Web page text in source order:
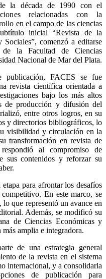
la década de 1990 con el
relacionadas con la
en el campo de las ciencias
inicial “Revista de la
comenzó a editarse
la Facultad de Ciencias
Nacional de Mar del Plata.
publicación, FACES se fue
revista científica orientada a
bajo los más altos
de producción y difusión del
entre otros logros, en su
y directorios bibliográficos, lo
visibilidad y circulación en la
transformación en revista de
al compromiso de
sus contenidos y reforzar su
para afrontar los desafíos
En este marco, se
que representó un avance en
Además, se modificó su
de Ciencias Económicas y
amplia e integradora.
de una estrategia general
de la revista en el sistema
internacional, y a consolidarla
de publicación para